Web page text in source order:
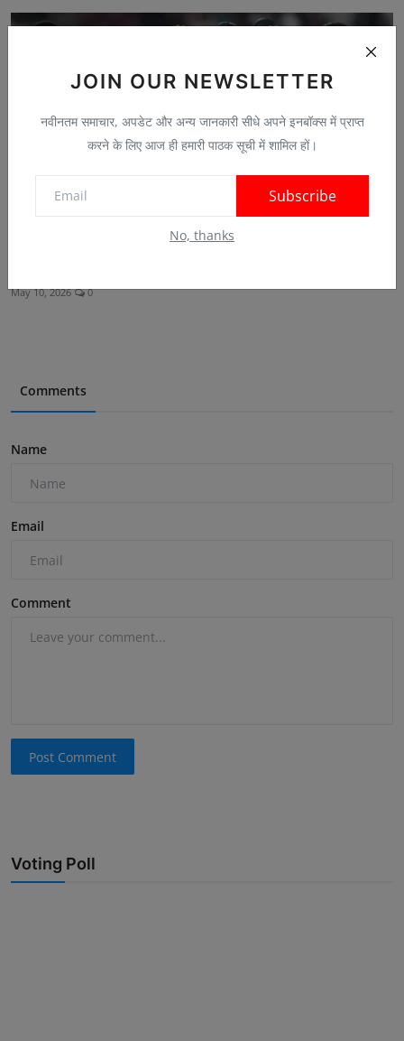
JOIN OUR NEWSLETTER
नवीनतम समाचार, अपडेट और अन्य जानकारी सीधे अपने इनबॉक्स में प्राप्त
करने के लिए आज ही हमारी पाठक सूची में शामिल हों।
Subscribe
No, thanks
May 10, 2026 0
Comments
Name
Email
Comment
Post Comment
Voting Poll